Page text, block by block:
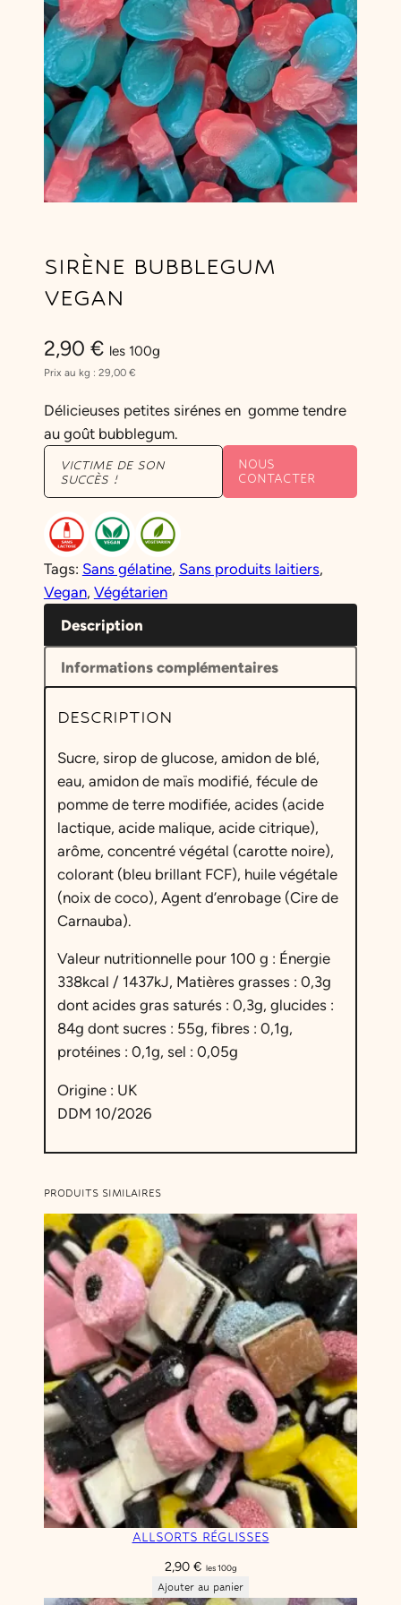
SIRÈNE BUBBLEGUM
VEGAN
2,90 € les 100g
Prix au kg : 29,00 €
Délicieuses petites sirénes en gomme tendre
au goût bubblegum.
VICTIME DE SON
SUCCÈS !
NOUS
CONTACTER
Tags: Sans gélatine, Sans produits laitiers
Vegan, Végétarien
Description
Informations complémentaires
DESCRIPTION
Sucre, sirop de glucose, amidon de blé,
eau, amidon de maïs modifié, fécule de
pomme de terre modifiée, acides (acide
lactique, acide malique, acide citrique),
arôme, concentré végétal (carotte noire),
colorant (bleu brillant FCF), huile végétale
(noix de coco), Agent d’enrobage (Cire de
Carnauba).
Valeur nutritionnelle pour 100 g : Énergie
338kcal / 1437kJ, Matières grasses : 0,3g
dont acides gras saturés : 0,3g, glucides :
84g dont sucres : 55g, fibres : 0,1g,
protéines : 0,1g, sel : 0,05g
Origine : UK
DDM 10/2026
PRODUITS SIMILAIRES
ALLSORTS RÉGLISSES
2,90 € les 100g
Ajouter au panier